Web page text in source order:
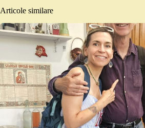
Articole similare